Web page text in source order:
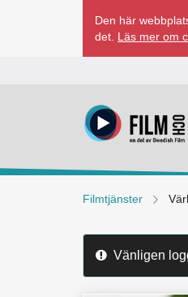
Den här
det. Läs mer om
Filmtjänster
Vänligen